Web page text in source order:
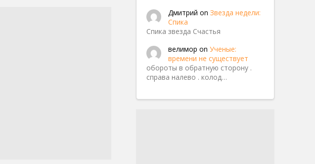
Дмитрий on Звезда недели:
Спика
Спика звезда Счастья
велимор on Ученые:
времени не существует
обороты в обратную сторону .
справа налево . колод…